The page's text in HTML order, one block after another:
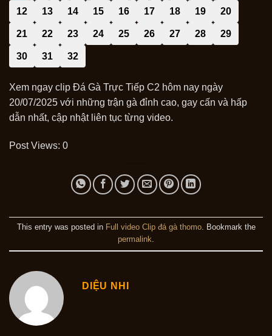
12 13 14 15 16 17 18 19 20
21 22 23 24 25 26 27 28 29
30 31 32
Xem ngay clip Đá Gà Trực Tiếp C2 hôm nay ngày
20/07/2025 với những trận gà đỉnh cao, gay cấn và hấp
dẫn nhất, cập nhật liên tục từng video.
Post Views: 0
This entry was posted in Full video Clip đá gà thomo. Bookmark the
permalink.
DIỆU NHI